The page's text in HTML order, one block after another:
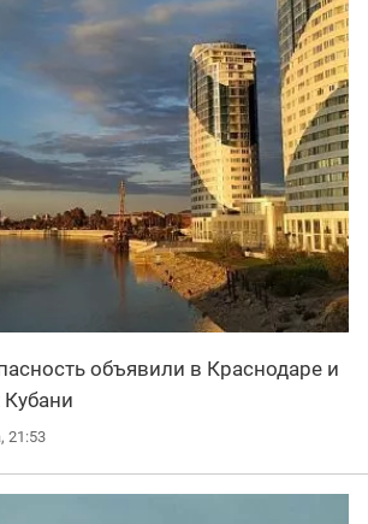
объявили в Краснодаре и
21:53